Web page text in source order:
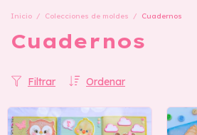
Inicio / Colecciones de moldes / Cuadernos
Cuadernos
Ordenar
Filtrar